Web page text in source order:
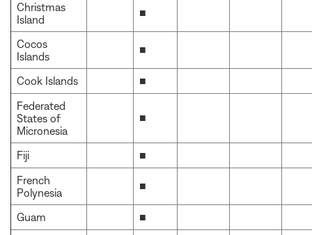
Christmas
Island
■
Cocos
Islands
■
Cook Islands
■
Federated
States of
Micronesia
■
Fiji
■
French
Polynesia
■
Guam
■